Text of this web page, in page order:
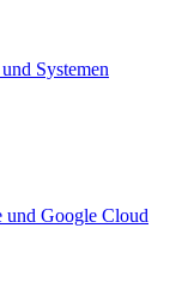
Systemen
Google Cloud